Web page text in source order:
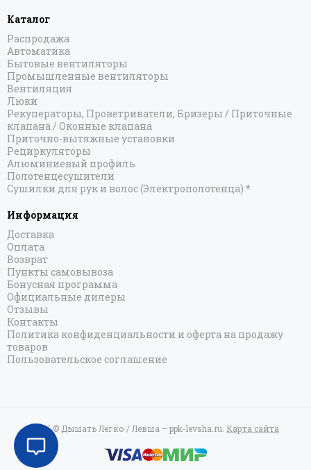
Каталог
Распродажа
Автоматика
Бытовые вентиляторы
Промышленные вентиляторы
Вентиляция
Люки
Рекуператоры, Проветриватели, Бризеры / Приточные
клапана / Оконные клапана
Приточно-вытяжные установки
Рециркуляторы
Алюминиевый профиль
Полотенцесушители
Сушилки для рук и волос (Электрополотенца) *
Информация
Доставка
Оплата
Возврат
Пункты самовывоза
Бонусная программа
Официальные дилеры
Отзывы
Контакты
Политика конфиденциальности и оферта на продажу
товаров
Пользовательское соглашение
2026 © Дышать Легко / Левша – ppk-levsha.ru. Карта сайта